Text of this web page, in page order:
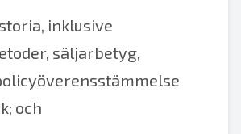
inklusive
säljarbetyg,
och